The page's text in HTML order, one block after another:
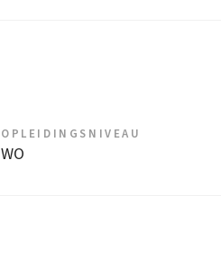
OPLEIDINGSNIVEAU
WO